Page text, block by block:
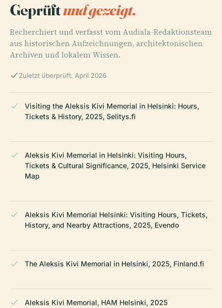
Geprüftund gezeigt.
Recherchiert und verfasst vom Audiala-Redaktionsteam
aus historischen Aufzeichnungen, architektonischen
Archiven und lokalem Wissen.
Zuletzt überprüft: April 2026
Visiting the Aleksis Kivi Memorial in Helsinki: Hours,
Tickets & History, 2025, Selitys.fi
Aleksis Kivi Memorial in Helsinki: Visiting Hours,
Tickets & Cultural Significance, 2025, Helsinki Service
Map
Aleksis Kivi Memorial Helsinki: Visiting Hours, Tickets,
History, and Nearby Attractions, 2025, Evendo
The Aleksis Kivi Memorial in Helsinki, 2025, Finland.fi
Aleksis Kivi Memorial, HAM Helsinki, 2025